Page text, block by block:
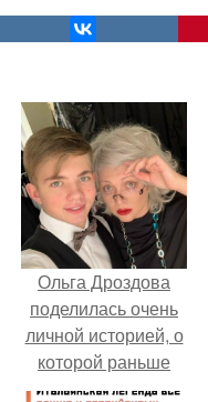
Ольга Дроздова
поделилась очень
личной историей, о
которой раньше
почти не говорила.